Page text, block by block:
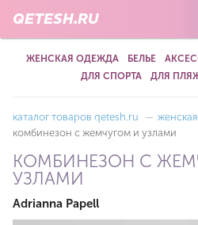
QETESH.RU
ЖЕНСКАЯ ОДЕЖДА БЕЛЬЕ
ДЛЯ СПОРТА
ДЛЯ
каталог товаров qetesh.ru —
комбинезон с жемчугом и узлами
КОМБИНЕЗОН С
УЗЛАМИ
Adrianna Papell